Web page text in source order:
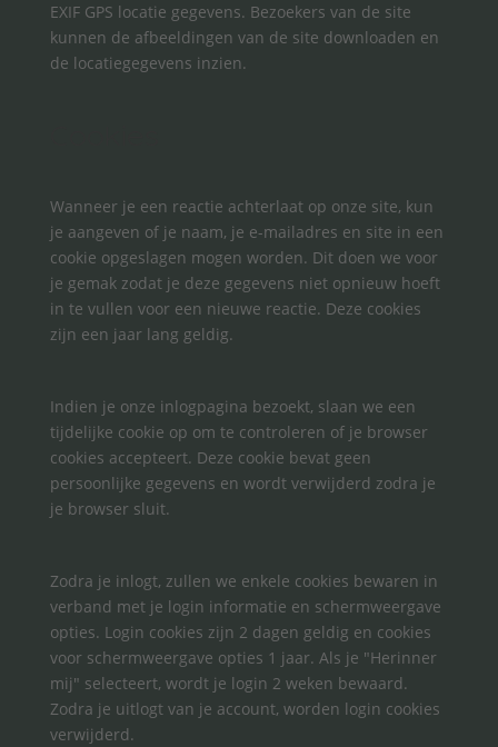
EXIF GPS locatie gegevens. Bezoekers van de site
kunnen de afbeeldingen van de site downloaden en
de locatiegegevens inzien.
Wanneer je een reactie achterlaat op onze site, kun
je aangeven of je naam, je e-mailadres en site in een
cookie opgeslagen mogen worden. Dit doen we voor
je gemak zodat je deze gegevens niet opnieuw hoeft
in te vullen voor een nieuwe reactie. Deze cookies
zijn een jaar lang geldig.
Indien je onze inlogpagina bezoekt, slaan we een
tijdelijke cookie op om te controleren of je browser
cookies accepteert. Deze cookie bevat geen
persoonlijke gegevens en wordt verwijderd zodra je
je browser sluit.
Zodra je inlogt, zullen we enkele cookies bewaren in
verband met je login informatie en schermweergave
opties. Login cookies zijn 2 dagen geldig en cookies
voor schermweergave opties 1 jaar. Als je "Herinner
mij" selecteert, wordt je login 2 weken bewaard.
Zodra je uitlogt van je account, worden login cookies
verwijderd.